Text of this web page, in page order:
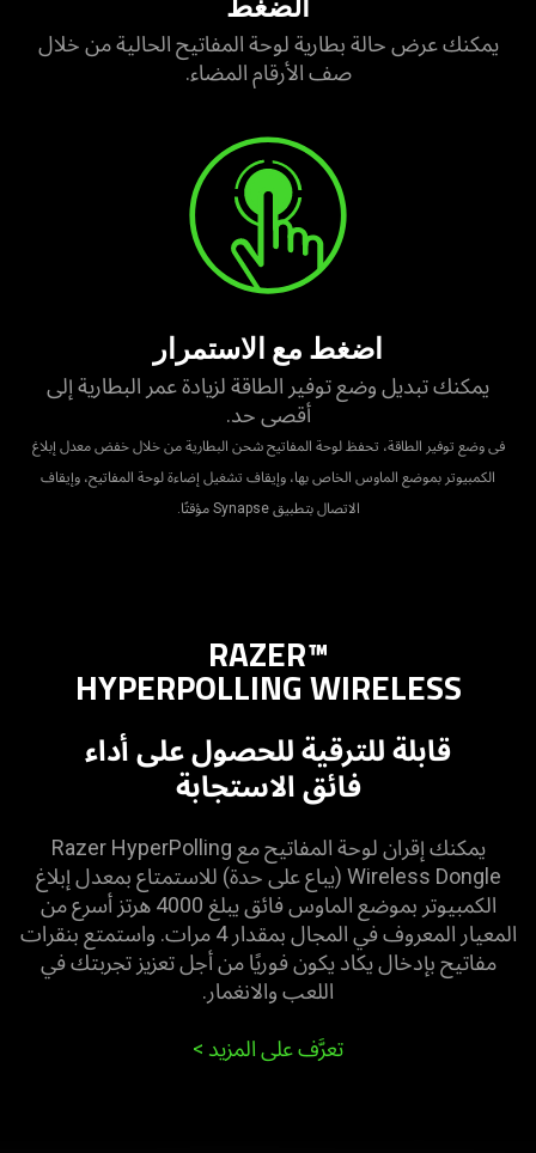
يمكنك عرض حالة بطارية لوحة المفاتيح الحالية من خلال
صف الأرقام المضاء.
اضغط مع الاستمرار
يمكنك تبديل وضع توفير الطاقة لزيادة عمر البطارية إلى
أقصى حد.
فى وضع توفير الطاقة، تحفظ لوحة المفاتيح شحن البطارية من خلال خفض معدل إبلاغ
الكمبيوتر بموضع الماوس الخاص بها، وإيقاف تشغيل إضاءة لوحة المفاتيح، وإيقاف
الاتصال بتطبيق Synapse مؤقتًا.
RAZER™
HYPERPOLLING WIRELESS
قابلة للترقية للحصول على أداء
فائق الاستجابة
يمكنك إقران لوحة المفاتيح مع Razer HyperPolling
Wireless Dongle (يباع على حدة) للاستمتاع بمعدل إبلاغ
الكمبيوتر بموضع الماوس فائق يبلغ 4000 هرتز أسرع من
المعيار المعروف في المجال بمقدار 4 مرات. واستمتع بنقرات
مفاتيح بإدخال يكاد يكون فوريًا من أجل تعزيز تجربتك في
اللعب والانغمار.
تعرَّف على المزيد >‏